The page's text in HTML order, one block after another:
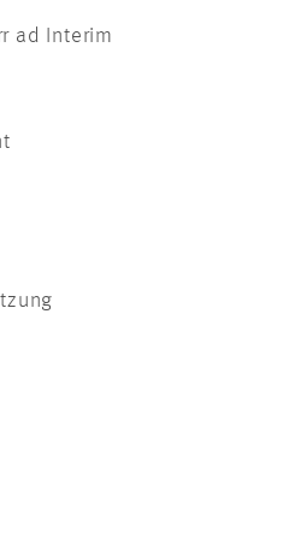
ad Interim